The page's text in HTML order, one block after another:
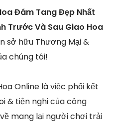
Đám Tang Đẹp Nhất
Trước Và Sau Giao Hoa
sở hữu Thương Mại &
chúng tôi!
Online là việc phối kết
& tiện nghi của công
mang lại người chơi trải